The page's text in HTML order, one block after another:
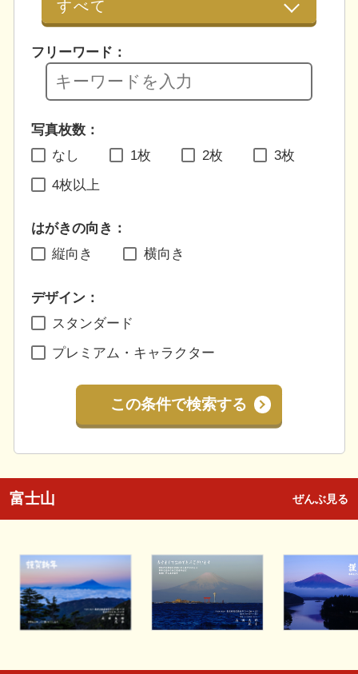
フリーワード：
写真枚数：
なし
1枚 2枚 3枚
4枚以上
はがきの向き：
縦向き
横向き
デザイン：
スタンダード
プレミアム・キャラクター
この条件で検索する
富士山 ぜんぶ見る